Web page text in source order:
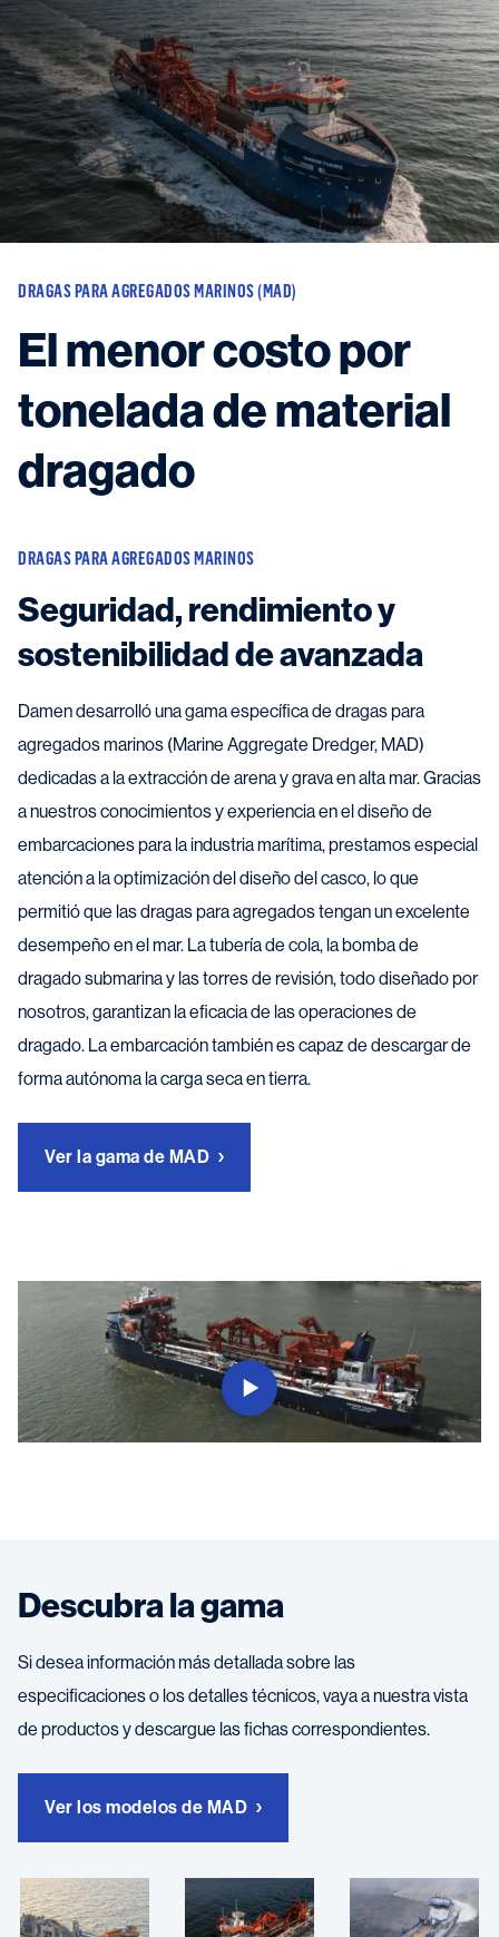
Vessels
Equipment
Markets
Services
About
News & Insights
Search
DRAGAS PARA AGREGADOS MARINOS (MAD)
El menor costo por
tonelada de material
dragado
DRAGAS PARA AGREGADOS MARINOS
Seguridad, rendimiento y
sostenibilidad de avanzada
Damen desarrolló una gama específica de dragas para
agregados marinos (Marine Aggregate Dredger, MAD)
dedicadas a la extracción de arena y grava en alta mar. Gracias
a nuestros conocimientos y experiencia en el diseño de
embarcaciones para la industria marítima, prestamos especial
atención a la optimización del diseño del casco, lo que
permitió que las dragas para agregados tengan un excelente
desempeño en el mar. La tubería de cola, la bomba de
dragado submarina y las torres de revisión, todo diseñado por
nosotros, garantizan la eficacia de las operaciones de
dragado. La embarcación también es capaz de descargar de
forma autónoma la carga seca en tierra.
Ver la gama de MAD
Descubra la gama
Si desea información más detallada sobre las
especificaciones o los detalles técnicos, vaya a nuestra vista
de productos y descargue las fichas correspondientes.
Ver los modelos de MAD